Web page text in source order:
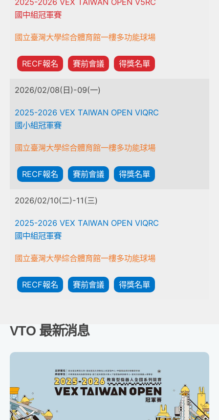
國中組冠軍賽
國立臺灣大學綜合體育館一樓多功能球場
RECF報名 賽前會議 得獎名單
2026/02/08(日)-09(一)
2025-2026 VEX TAIWAN OPEN VIQRC
國小組冠軍賽
國立臺灣大學綜合體育館一樓多功能球場
RECF報名 賽前會議 得獎名單
2026/02/10(二)-11(三)
2025-2026 VEX TAIWAN OPEN VIQRC
國中組冠軍賽
國立臺灣大學綜合體育館一樓多功能球場
RECF報名 賽前會議 得獎名單
VTO 最新消息